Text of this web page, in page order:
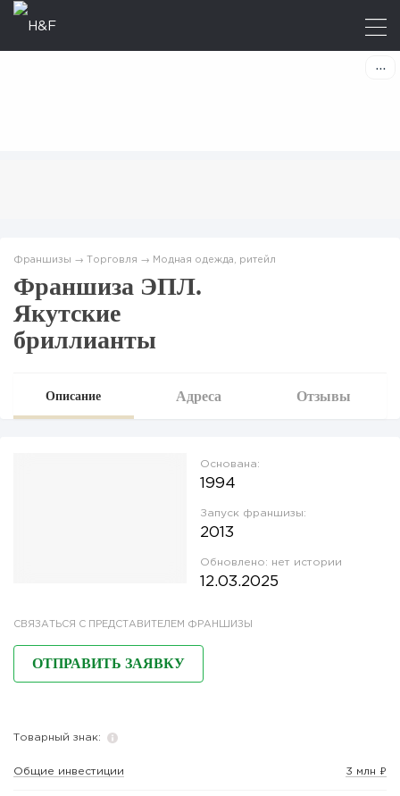
Франшизы → Торговля → Модная одежда, ритейл
Франшиза ЭПЛ.
Якутские
бриллианты
Описание Адреса Отзывы
Основана:
1994
Запуск франшизы:
2013
Обновлено: нет истории
12.03.2025
СВЯЗАТЬСЯ С ПРЕДСТАВИТЕЛЕМ ФРАНШИЗЫ
ОТПРАВИТЬ ЗАЯВКУ
Товарный знак:
Общие инвестиции 3 млн ₽